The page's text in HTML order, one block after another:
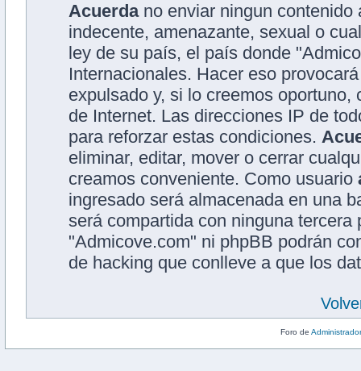
Acuerdano enviar ningun contenido
indecente, amenazante, sexual o
ley de su país, el país donde
Internacionales. Hacer eso
expulsado y, si lo creemos
de Internet. Las direcciones IP de
para reforzar estas condiciones.
eliminar, editar, mover o cerrar
creamos conveniente. Como usuario
ingresado será almacenada en una
será compartida con ninguna
"Admicove.com" ni phpBB podrán
de hacking que conlleve a que los
Foro de